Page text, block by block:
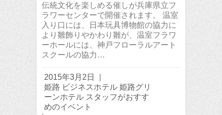
伝統文化を楽しめる催しが兵庫県立フ
ラワーセンターで開催されます。 温室
入り口には、日本玩具博物館の協力に
より雛飾りやかわり雛が、温室フラワ
ーホールには、神戸フローラルアート
スクールの協力…
2015年3月2日
姫路 ビジネスホテル 姫路グリ
ーンホテル スタッフがおすす
めのイベント